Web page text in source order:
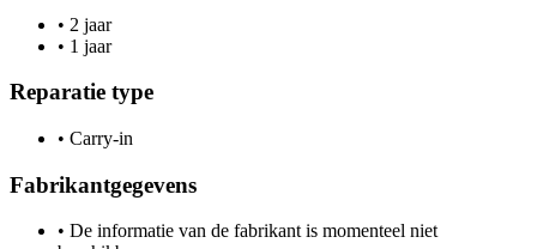
• 2 jaar
• 1 jaar
Reparatie type
• Carry-in
Fabrikantgegevens
• De informatie van de fabrikant is momenteel niet